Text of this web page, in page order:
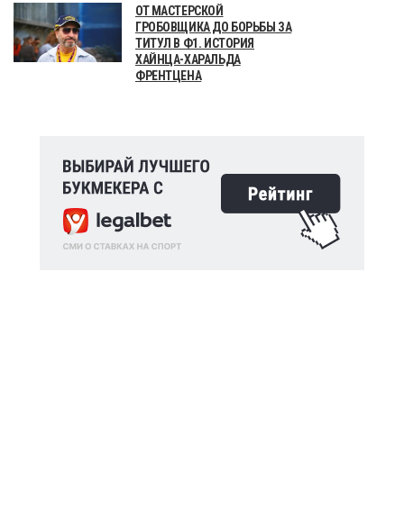
ОТ МАСТЕРСКОЙ
ГРОБОВЩИКА ДО БОРЬБЫ ЗА
ТИТУЛ В Ф1. ИСТОРИЯ
ХАЙНЦА-ХАРАЛЬДА
ФРЕНТЦЕНА